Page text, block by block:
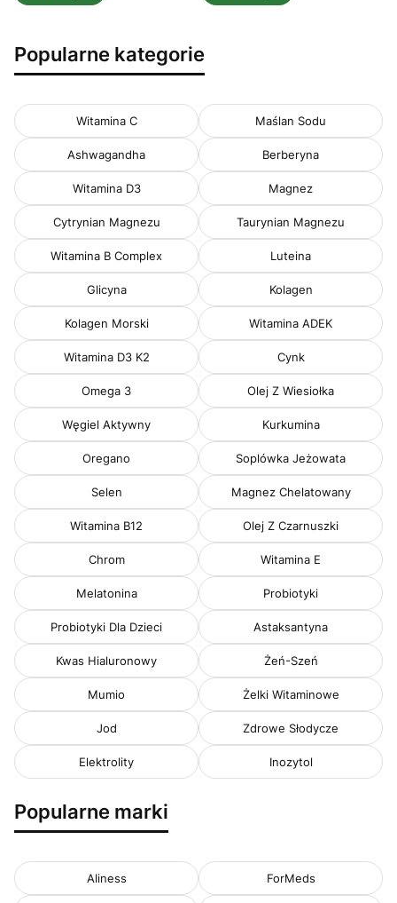
Popularne kategorie
Witamina C Maślan Sodu
Ashwagandha Berberyna
Witamina D3 Magnez
Cytrynian Magnezu Taurynian Magnezu
Witamina B Complex Luteina
Glicyna Kolagen
Kolagen Morski Witamina ADEK
Witamina D3 K2 Cynk
Omega 3 Olej Z Wiesiołka
Węgiel Aktywny Kurkumina
Oregano Soplówka Jeżowata
Selen Magnez Chelatowany
Witamina B12 Olej Z Czarnuszki
Chrom Witamina E
Melatonina Probiotyki
Probiotyki Dla Dzieci Astaksantyna
Kwas Hialuronowy Żeń-Szeń
Mumio Żelki Witaminowe
Jod Zdrowe Słodycze
Elektrolity Inozytol
Popularne marki
Aliness ForMeds